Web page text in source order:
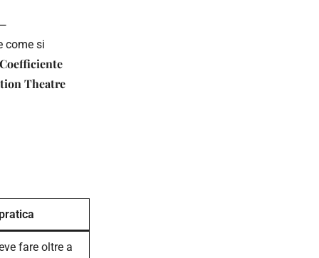
come si
Coefficiente
Theatre
fare oltre a